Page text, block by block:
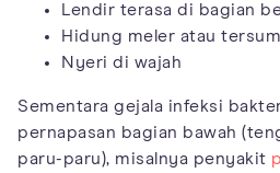
Lendir terasa di bagian
Hidung meler atau
Nyeri di wajah
Sementara gejala infeksi
pernapasan bagian bawah
paru-paru), misalnya penyakit